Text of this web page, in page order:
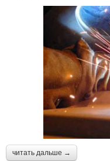
читать дальше →